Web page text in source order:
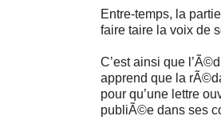
Entre-temps, la
faire taire la voix de
C’est ainsi que
apprend que la
pour qu’une lettre
publiÃ©e dans ses